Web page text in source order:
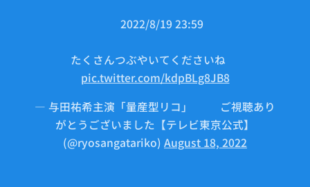
⏰2022/8/19 23:59
たくさんつぶやいてくださいね💬
pic.twitter.com/kdpBLg8JB8
— 与田祐希主演「量産型リコ」🤖⚙ご視聴あり
がとうございました【テレビ東京公式】
(@ryosangatariko) August 18, 2022